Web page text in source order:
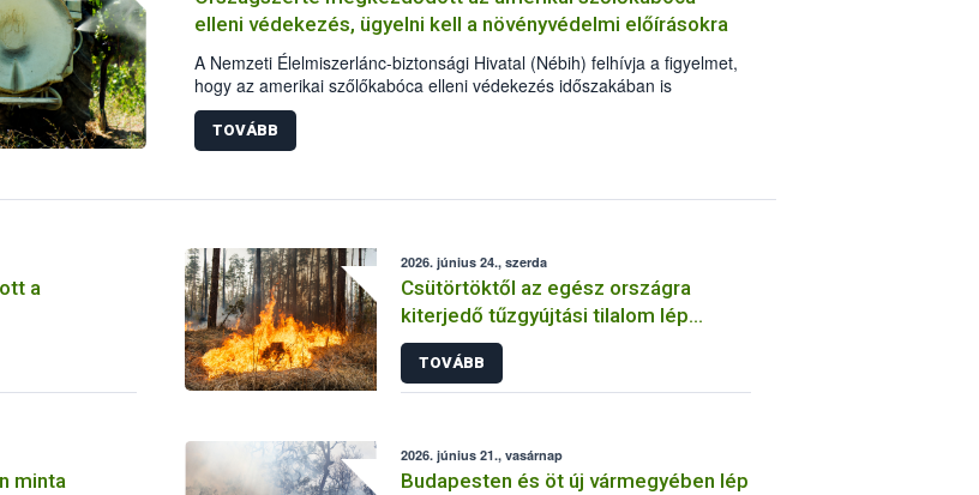
elleni védekezés, ügyelni kell a növényvédelmi előírásokra
A Nemzeti Élelmiszerlánc-biztonsági Hivatal (Nébih) felhívja a figyelmet,
hogy az amerikai szőlőkabóca elleni védekezés időszakában is
elengedhetetlen a növényvédelmi előírások betartása. Kiemelten fontos,
hogy a szőlősgazdák engedélyezett növényvédő szereket
alkalmazzanak, a kezeléseket megfelelő technológiával végezzék el, és
szabályokat. A védekezés során a méhek és vadon élő beporzókat is
TOVÁBB
a
2026. június 24., szerda
Csütörtöktől az egész országra
kiterjedő tűzgyújtási tilalom lép
életbe
TOVÁBB
minta
2026. június 21., vasárnap
Budapesten és öt új vármegyében lép